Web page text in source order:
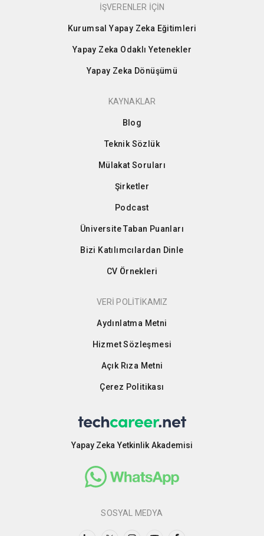
İŞVERENLER İÇİN
Kurumsal Yapay Zeka Eğitimleri
Yapay Zeka Odaklı Yetenekler
Yapay Zeka Dönüşümü
KAYNAKLAR
Blog
Teknik Sözlük
Mülakat Soruları
Şirketler
Podcast
Üniversite Taban Puanları
Bizi Katılımcılardan Dinle
CV Örnekleri
VERİ POLİTİKAMIZ
Aydınlatma Metni
Hizmet Sözleşmesi
Açık Rıza Metni
Çerez Politikası
Yapay Zeka Yetkinlik Akademisi
SOSYAL MEDYA